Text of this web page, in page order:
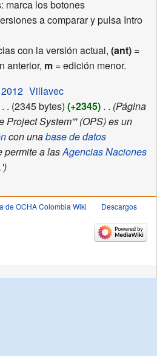
marca los botones
a comparar y pulsa Intro
con la versión actual, (ant) =
anterior, m = edición menor.
‎ Villavec
2345 bytes +2345 ‎
Página
Project System''' (OPS) es un
con unabase de datos
permite a lasAgencias Naciones
de OCHA Colombia Wiki Descargos